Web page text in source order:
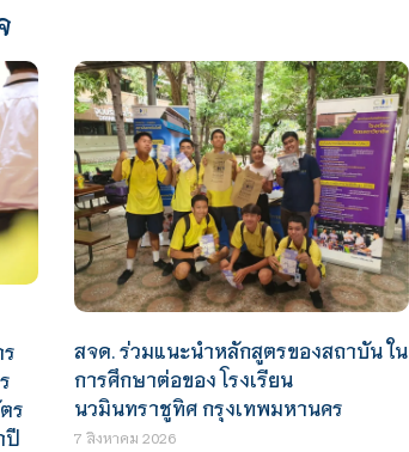
ร
ปี
สจด. ร่วมแนะนำหลักสูตรของสถาบัน ใน
การศึกษาต่อของ โรงเรียน
นวมินทราชูทิศ กรุงเทพมหานคร
7 สิงหาคม 2026